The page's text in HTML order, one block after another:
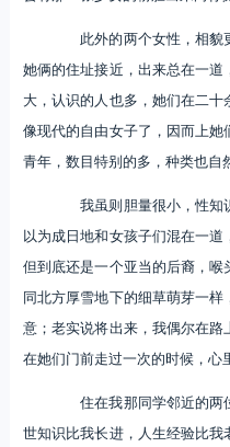
此外的两个女性，相貌
她俩的住址接近，出来总在一
大，认识的人也多，她们在二
像现代的自由女子了，因而上
青年，数目特别的多，种类也自
我虽则胆量很小，性知
以为成日地和女孩子们混在一道
但到底还是一个亚当的后裔，喉
同北方厚雪地下的细草萌芽一
意；老实说将出来，我偶尔在
在她们门前走过一次的时候，心
住在我那同学邻近的两
世知识比我长进，人生经验比